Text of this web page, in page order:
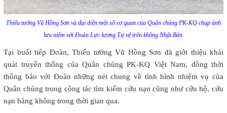
Thiếu tướng Vũ Hồng Sơn và đại diện một số cơ quan của Quân chủng PK-KQ chụp ảnh
lưu niệm với Đoàn Lực lượng Tự vệ trên không Nhật Bản.
Tại buổi tiếp Đoàn, Thiếu tướng Vũ Hồng Sơn đã giới thiệu khái
quát truyền thống của Quân chủng PK-KQ Việt Nam, đồng thời
thông báo với Đoàn những nét chung về tình hình nhiệm vụ của
Quân chủng trong công tác tìm kiếm cứu nạn cũng như cứu hộ, cứu
nạn hàng không trong thời gian qua.